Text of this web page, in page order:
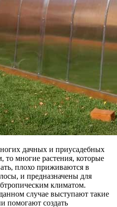
дачных и приусадебных
то многие растения, которые
плохо приживаются в
и предназначены для
климатом.
случае выступают такие
помогают создать